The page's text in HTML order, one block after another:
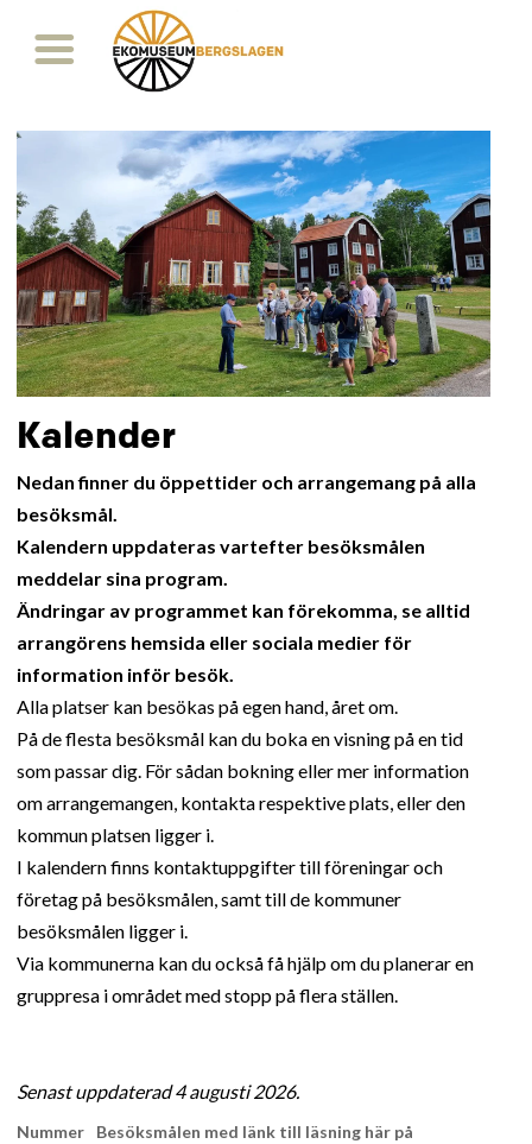
Kalender
Nedan finner du öppettider och arrangemang på alla
besöksmål.
Kalendern uppdateras vartefter besöksmålen
meddelar sina program.
Ändringar av programmet kan förekomma, se alltid
arrangörens hemsida eller sociala medier för
information inför besök.
Alla platser kan besökas på egen hand, året om.
På de flesta besöksmål kan du boka en visning på en tid
som passar dig. För sådan bokning eller mer information
om arrangemangen, kontakta respektive plats, eller den
kommun platsen ligger i.
I kalendern finns kontaktuppgifter till föreningar och
företag på besöksmålen, samt till de kommuner
besöksmålen ligger i.
Via kommunerna kan du också få hjälp om du planerar en
gruppresa i området med stopp på flera ställen.
Senast uppdaterad 4 augusti 2026.
Nummer
Besöksmålen med länk till läsning här på